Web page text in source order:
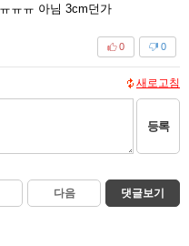
ㅠㅠ 아님 3cm던가
0
0
새로고침
등록
다음 댓글보기